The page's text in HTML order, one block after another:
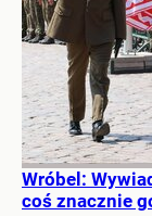
Wróbel:
coś znacznie